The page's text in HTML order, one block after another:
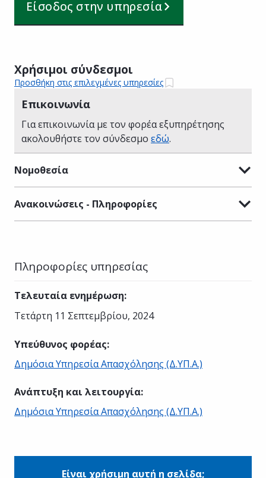
Είσοδος στην υπηρεσία
Χρήσιμοι σύνδεσμοι
Προσθήκη στις επιλεγμένες υπηρεσίες
Επικοινωνία
Για επικοινωνία με τον φορέα εξυπηρέτησης
ακολουθήστε τον σύνδεσμο εδώ.
Νομοθεσία
Ανακοινώσεις - Πληροφορίες
Πληροφορίες υπηρεσίας
Τελευταία ενημέρωση:
Τετάρτη 11 Σεπτεμβρίου, 2024
Υπεύθυνος φορέας:
Δημόσια Υπηρεσία Απασχόλησης (Δ.ΥΠ.Α.)
Ανάπτυξη και λειτουργία:
Δημόσια Υπηρεσία Απασχόλησης (Δ.ΥΠ.Α.)
Είναι χρήσιμη αυτή η σελίδα;